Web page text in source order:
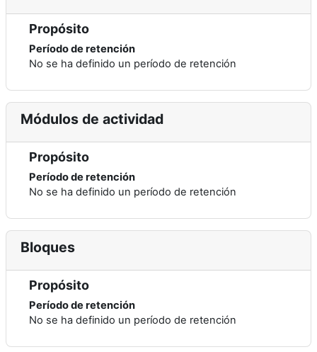
Propósito
Período de retención
No se ha definido un período de retención
Módulos de actividad
Propósito
Período de retención
No se ha definido un período de retención
Bloques
Propósito
Período de retención
No se ha definido un período de retención